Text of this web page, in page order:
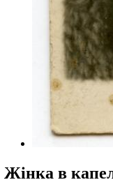
Жінка в